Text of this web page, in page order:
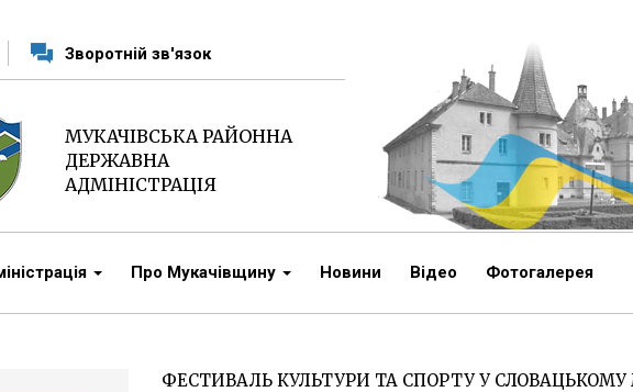
Зворотній зв'язок
МУКАЧІВСЬКА РАЙОННА
ДЕРЖАВНА
АДМІНІСТРАЦІЯ
Про Мукачівщину Новини Відео Фотогалерея
ФЕСТИВАЛЬ КУЛЬТУРИ ТА СПОРТУ У